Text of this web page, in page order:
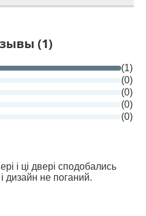
(1)
(1)
(0)
(0)
(0)
(0)
і ці двері сподобались
дизайн не поганий.